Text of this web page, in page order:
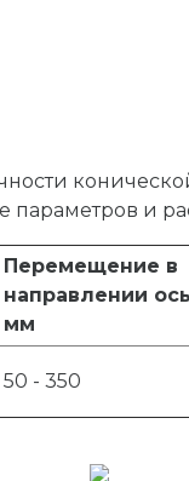
параметров и
Перемещение в
направлении
мм
50 - 350